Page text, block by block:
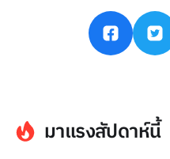
มาแรงสัปดาห์นี้